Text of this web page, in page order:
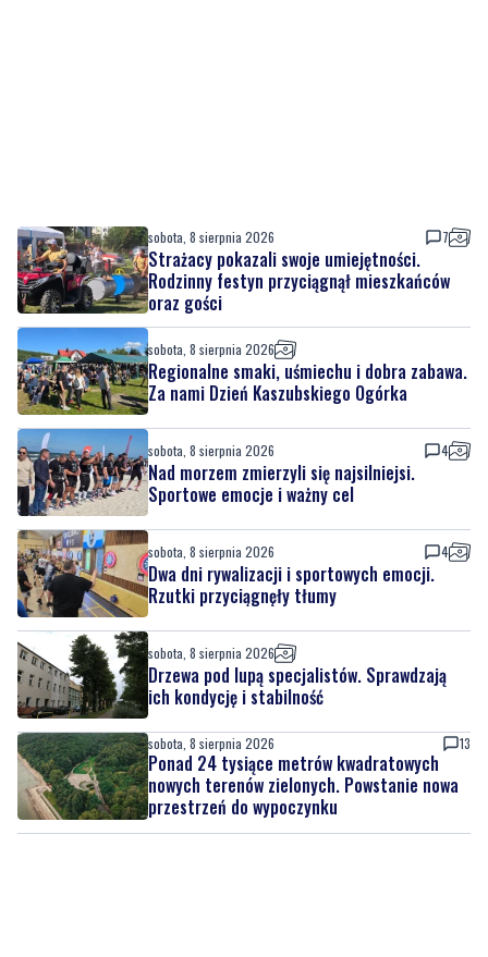
sobota, 8 sierpnia 2026 7
Strażacy pokazali swoje umiejętności.
Rodzinny festyn przyciągnął mieszkańców
oraz gości
sobota, 8 sierpnia 2026
Regionalne smaki, uśmiechu i dobra zabawa.
Za nami Dzień Kaszubskiego Ogórka
sobota, 8 sierpnia 2026 4
Nad morzem zmierzyli się najsilniejsi.
Sportowe emocje i ważny cel
sobota, 8 sierpnia 2026 4
Dwa dni rywalizacji i sportowych emocji.
Rzutki przyciągnęły tłumy
sobota, 8 sierpnia 2026
Drzewa pod lupą specjalistów. Sprawdzają
ich kondycję i stabilność
sobota, 8 sierpnia 2026 13
Ponad 24 tysiące metrów kwadratowych
nowych terenów zielonych. Powstanie nowa
przestrzeń do wypoczynku